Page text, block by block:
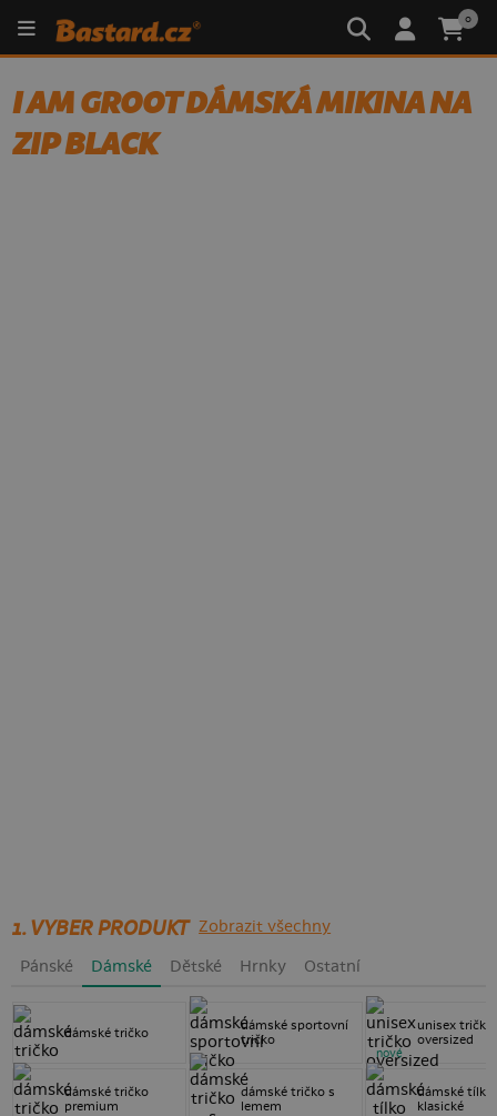
0
I AM GROOT DÁMSKÁ MIKINA NA
ZIP BLACK
1. VYBER PRODUKT Zobrazit všechny
Pánské Dámské Dětské Hrnky Ostatní
dámské tričko
dámské tričko
premium
dámské sportovní
tričko
dámské tričko s
lemem
unisex tričko
oversized
nové
dámské tílko
klasické